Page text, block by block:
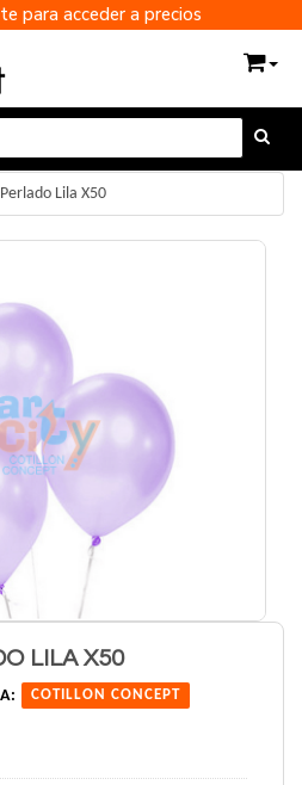
para acceder a precios
Lila X50
LILA X50
COTILLON CONCEPT